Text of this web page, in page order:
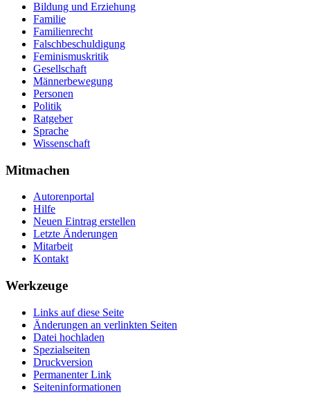
Bildung und Erziehung
Familie
Familienrecht
Falschbeschuldigung
Feminismuskritik
Gesellschaft
Männerbewegung
Personen
Politik
Ratgeber
Sprache
Wissenschaft
Mitmachen
Autorenportal
Hilfe
Neuen Eintrag erstellen
Letzte Änderungen
Mitarbeit
Kontakt
Werkzeuge
Links auf diese Seite
Änderungen an verlinkten Seiten
Datei hochladen
Spezialseiten
Druckversion
Permanenter Link
Seiten­­informationen